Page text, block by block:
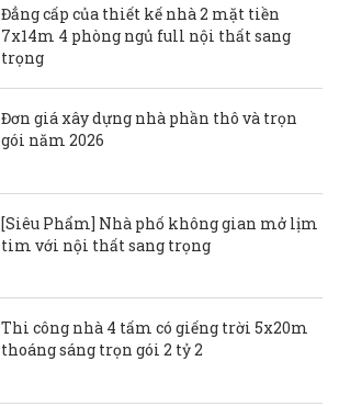
Đẳng cấp của thiết kế nhà 2 mặt tiền
7x14m 4 phòng ngủ full nội thất sang
trọng
Đơn giá xây dựng nhà phần thô và trọn
gói năm 2026
[Siêu Phẩm] Nhà phố không gian mở lịm
tim với nội thất sang trọng
Thi công nhà 4 tấm có giếng trời 5x20m
thoáng sáng trọn gói 2 tỷ 2